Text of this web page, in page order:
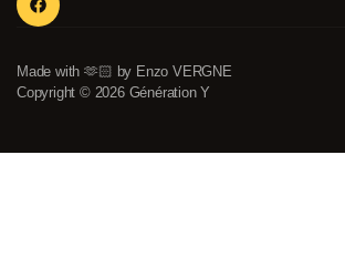
Made with 🫶🏻 by Enzo VERGNE
Copyright © 2026 Génération Y